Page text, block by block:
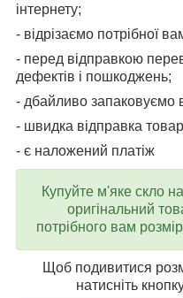
інтернету;
- відрізаємо потрібної
- перед відправкою
дефектів і пошкоджень;
- дбайливо запаковуємо
- швидка відправка
- є наложений платіж
Купуйте м'яке скло
оригінальний
потрібного вам
Щоб подивитися
натисніть